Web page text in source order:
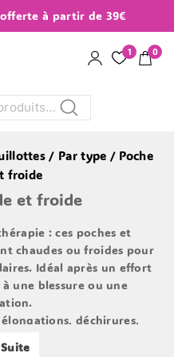
à partir de 39€
1 0
Recherche
/ Par type / Poche
froide
et froide
: ces poches et
chaudes ou froides pour
Idéal après un effort
une blessure ou une
déchirures,